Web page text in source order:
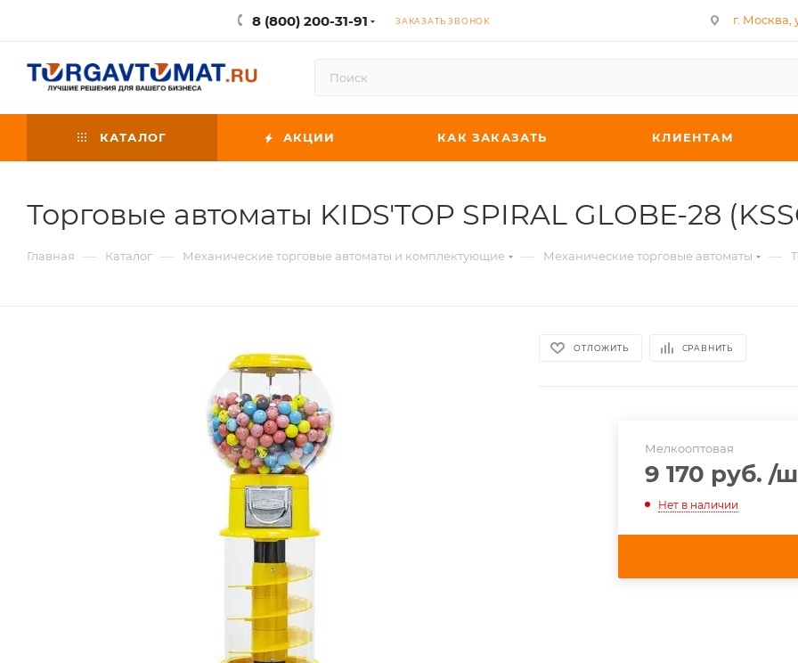
8 (800) 200-31-91 ЗАКАЗАТЬ ЗВОНОК г. Москва,
КАТАЛОГ АКЦИИ КАК ЗАКАЗАТЬ КЛИЕНТАМ
Торговые автоматы KIDS'TOP SPIRAL GLOBE-28
Главная — Каталог — Механические торговые автоматы и комплектующие — Механические торговые автоматы —
ОТЛОЖИТЬ СРАВНИТЬ
Мелкооптовая
9 170 руб. /
Нет в наличии